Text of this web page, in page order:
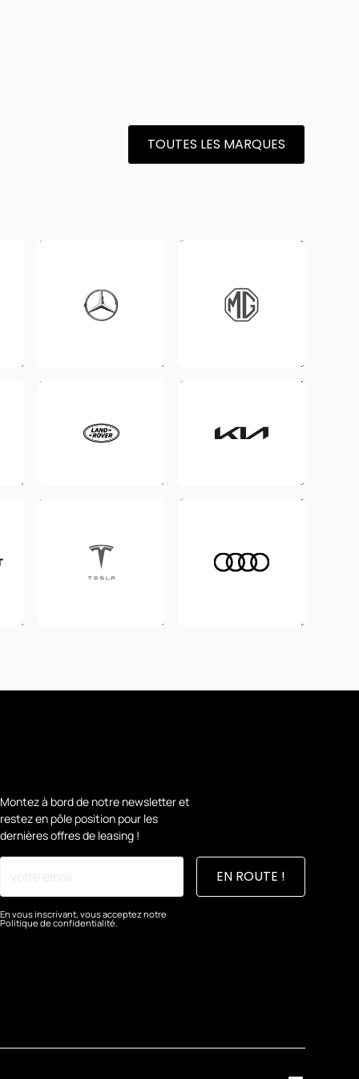
TOUTES LES MARQUES
Montez à bord de notre newsletter et
restez en pôle position pour les
dernières offres de leasing !
En vous inscrivant, vous acceptez notre
Politique de confidentialité.